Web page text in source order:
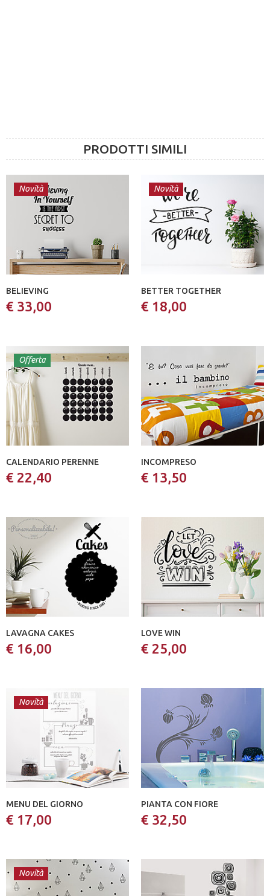
PRODOTTI SIMILI
Novità
BELIEVING
€ 33,00
Novità
BETTER TOGETHER
€ 18,00
Offerta
CALENDARIO PERENNE
€ 22,40
INCOMPRESO
€ 13,50
LAVAGNA CAKES
€ 16,00
LOVE WIN
€ 25,00
Novità
MENU DEL GIORNO
€ 17,00
PIANTA CON FIORE
€ 32,50
Novità